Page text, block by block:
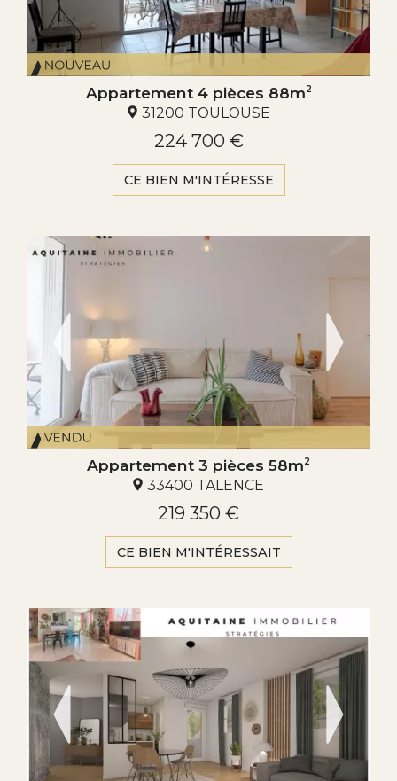
Appartement 4 pièces 88m2
31200 TOULOUSE
224 700 €
CE BIEN M'INTÉRESSE
Appartement 3 pièces 58m2
33400 TALENCE
219 350 €
CE BIEN M'INTÉRESSAIT